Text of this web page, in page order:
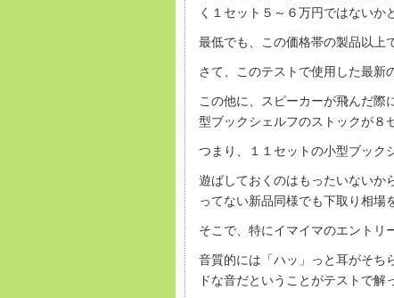
く１セット５～６万円ではないか
最低でも、この価格帯の製品以上
さて、このテストで使用した最新
この他に、スピーカーが飛んだ際
型ブックシェルフのストックが８
つまり、１１セットの小型ブック
遊ばしておくのはもったいないか
ってない新品同様でも下取り相場
そこで、特にイマイマのエントリ
音質的には「ハッ」っと耳がそち
ドな音だということがテストで解